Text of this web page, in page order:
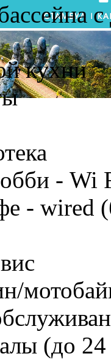
кухни
- Wi
- wired
(до 24